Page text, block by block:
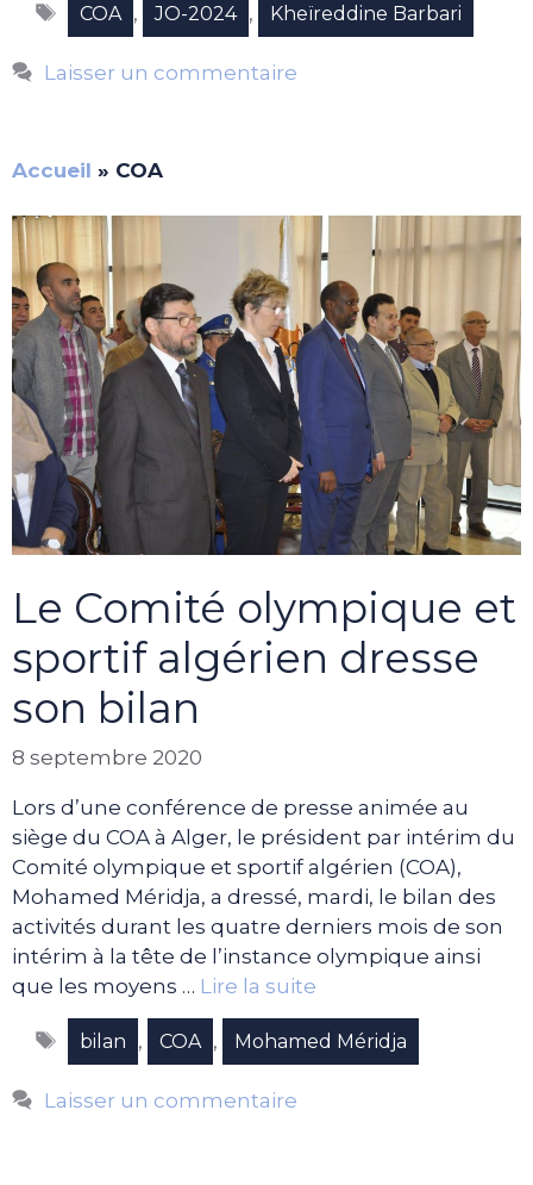
Étiquettes
COA , JO-2024 , Kheïreddine Barbari
Laisser un commentaire
Accueil » COA
Le Comité olympique et
sportif algérien dresse
son bilan
8 septembre 2020
Lors d’une conférence de presse animée au
siège du COA à Alger, le président par intérim du
Comité olympique et sportif algérien (COA),
Mohamed Méridja, a dressé, mardi, le bilan des
activités durant les quatre derniers mois de son
intérim à la tête de l’instance olympique ainsi
que les moyens … Lire la suite
Étiquettes
bilan , COA , Mohamed Méridja
Laisser un commentaire